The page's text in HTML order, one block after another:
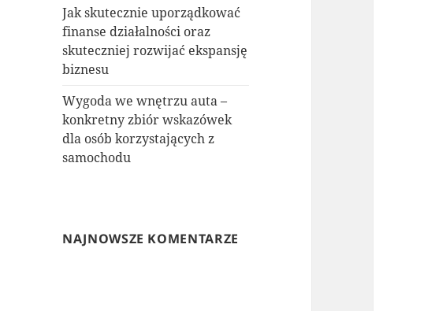
Jak skutecznie uporządkować
finanse działalności oraz
skuteczniej rozwijać ekspansję
biznesu
Wygoda we wnętrzu auta –
konkretny zbiór wskazówek
dla osób korzystających z
samochodu
NAJNOWSZE KOMENTARZE